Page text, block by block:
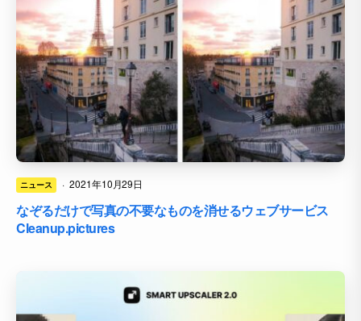
ニュース · 2021年10月29日
なぞるだけで写真の不要なものを消せるウェブサービス
Cleanup.pictures